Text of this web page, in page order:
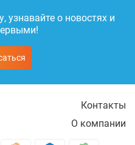
узнавайте о новостях и
Контакты
О компании